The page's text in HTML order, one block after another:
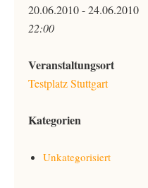
20.06.2010 - 24.06.2010
22:00
Veranstaltungsort
Testplatz Stuttgart
Kategorien
Unkategorisiert